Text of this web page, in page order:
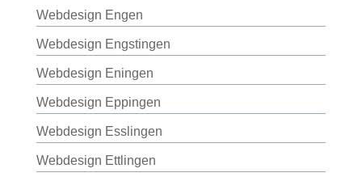
Webdesign Engen
Webdesign Engstingen
Webdesign Eningen
Webdesign Eppingen
Webdesign Esslingen
Webdesign Ettlingen